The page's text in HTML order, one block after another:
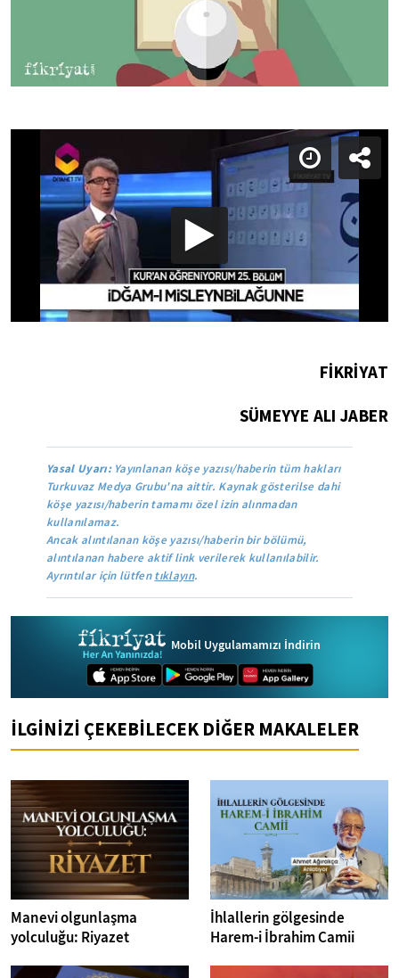
FİKRİYAT
SÜMEYYE ALI JABER
Yasal Uyarı:Yayınlanan köşe yazısı/haberin tüm hakları
Turkuvaz Medya Grubu'na aittir. Kaynak gösterilse dahi
köşe yazısı/haberin tamamı özel izin alınmadan
kullanılamaz.
Ancak alıntılanan köşe yazısı/haberin bir bölümü,
alıntılanan habere aktif link verilerek kullanılabilir.
Ayrıntılar için lütfentıklayın.
Mobil Uygulamamızı İndirin
İLGİNİZİ ÇEKEBİLECEK DİĞER MAKALELER
Manevi olgunlaşma
yolculuğu: Riyazet
İhlallerin gölgesinde
Harem-i İbrahim Camii